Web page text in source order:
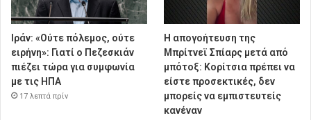
Ιράν: «Ούτε πόλεμος, ούτε
ειρήνη»: Γιατί ο Πεζεσκιάν
πιέζει τώρα για συμφωνία
με τις ΗΠΑ
17 λεπτά πρίν
Η απογοήτευση της
Μπρίτνεϊ Σπίαρς μετά από
μπότοξ: Κορίτσια πρέπει να
είστε προσεκτικές, δεν
μπορείς να εμπιστευτείς
κανέναν